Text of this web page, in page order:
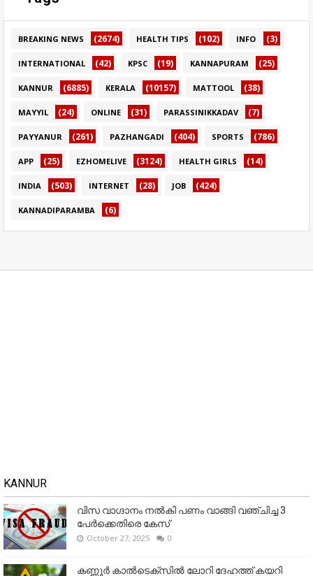
BREAKING NEWS (2674) HEALTH TIPS (102) INFO (3)
INTERNATIONAL (42) KPSC (19) KANNAPURAM (25)
KANNUR (6885) KERALA (10157) MATTOOL (38)
MAYYIL (24) ONLINE (31) PARASSINIKKADAV (7)
PAYYANUR (261) PAZHANGADI (404) SPORTS (786)
APP (25) EZHOMELIVE (3124) HEALTH GIRLS (14)
INDIA (503) INTERNET (28) JOB (424)
KANNADIPARAMBA (6)
KANNUR
വിസ വാഗ്ദാനം നൽകി പണം വാങ്ങി വഞ്ചിച്ച 3
പേർക്കെതിരെ കേസ്
October 27, 2025 0
കണ്ണൂര്‍ കാല്‍ടെക്‌സില്‍ ലോറി ദേഹത്ത് കയറി